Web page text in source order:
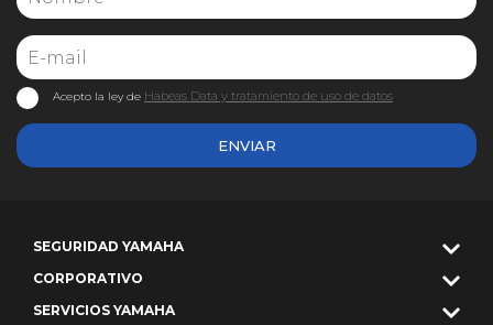
ENVIAR
Acepto la ley de Habeas Data y tratamiento de uso de datos
SEGURIDAD YAMAHA
CORPORATIVO
SERVICIOS YAMAHA